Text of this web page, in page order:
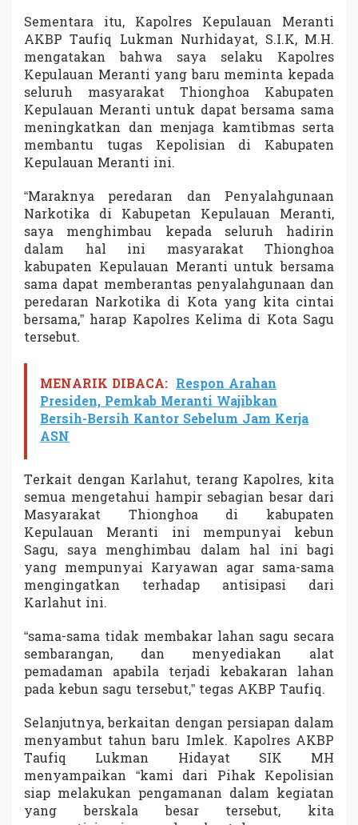
Sementara itu, Kapolres Kepulauan Meranti
AKBP Taufiq Lukman Nurhidayat, S.I.K, M.H.
mengatakan bahwa saya selaku Kapolres
Kepulauan Meranti yang baru meminta kepada
seluruh masyarakat Thionghoa Kabupaten
Kepulauan Meranti untuk dapat bersama sama
meningkatkan dan menjaga kamtibmas serta
membantu tugas Kepolisian di Kabupaten
Kepulauan Meranti ini.
“Maraknya peredaran dan Penyalahgunaan
Narkotika di Kabupetan Kepulauan Meranti,
saya menghimbau kepada seluruh hadirin
dalam hal ini masyarakat Thionghoa
kabupaten Kepulauan Meranti untuk bersama
sama dapat memberantas penyalahgunaan dan
peredaran Narkotika di Kota yang kita cintai
bersama,” harap Kapolres Kelima di Kota Sagu
tersebut.
MENARIK DIBACA: Respon Arahan
Presiden, Pemkab Meranti Wajibkan
Bersih-Bersih Kantor Sebelum Jam Kerja
ASN
Terkait dengan Karlahut, terang Kapolres, kita
semua mengetahui hampir sebagian besar dari
Masyarakat Thionghoa di kabupaten
Kepulauan Meranti ini mempunyai kebun
Sagu, saya menghimbau dalam hal ini bagi
yang mempunyai Karyawan agar sama-sama
mengingatkan terhadap antisipasi dari
Karlahut ini.
“sama-sama tidak membakar lahan sagu secara
sembarangan, dan menyediakan alat
pemadaman apabila terjadi kebakaran lahan
pada kebun sagu tersebut,” tegas AKBP Taufiq.
Selanjutnya, berkaitan dengan persiapan dalam
menyambut tahun baru Imlek. Kapolres AKBP
Taufiq Lukman Hidayat SIK MH
menyampaikan “kami dari Pihak Kepolisian
siap melakukan pengamanan dalam kegiatan
yang berskala besar tersebut, kita